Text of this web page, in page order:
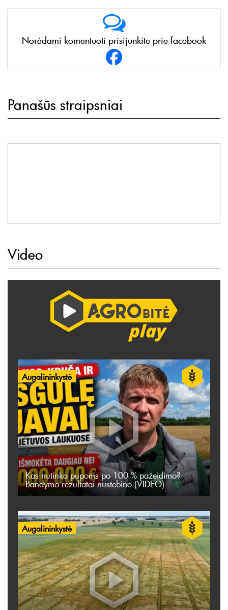
Norėdami komentuoti prisijunkite prie facebook
Panašūs straipsniai
Video
Augalininkystė
Kas nutinka pupoms po 100 % pažeidimo?
Bandymo rezultatai nustebino (VIDEO)
Augalininkystė